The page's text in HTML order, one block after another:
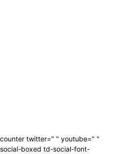
twitter=" " youtube=" "
boxed td-social-font-